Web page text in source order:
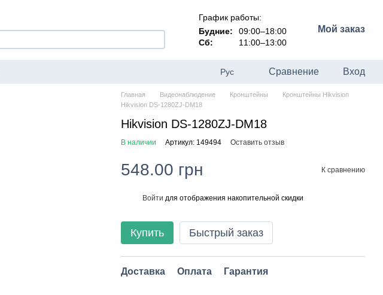
График работы:
Будние:
09:00–18:00
Сб:
11:00–13:00
Мой заказ
Рус Сравнение Вход
Главная Видеонаблюдение Кронштейны
Кронштейны Hikvision
Hikvision DS-1280ZJ-DM18
Hikvision DS-1280ZJ-DM18
В наличии Артикул: 149494 Оставить отзыв
548.00 грн К сравнению
Войти для отображения накопительной скидки
Купить Быстрый заказ
Доставка Оплата Гарантия